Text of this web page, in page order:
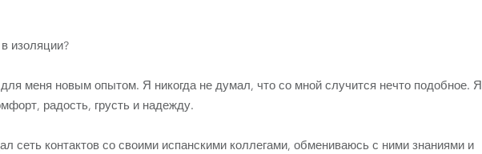
изоляции?
меня новым опытом. Я никогда не думал, что со мной случится нечто подобное. Я
радость, грусть и надежду.
сеть контактов со своими испанскими коллегами, обмениваюсь с ними знаниями и